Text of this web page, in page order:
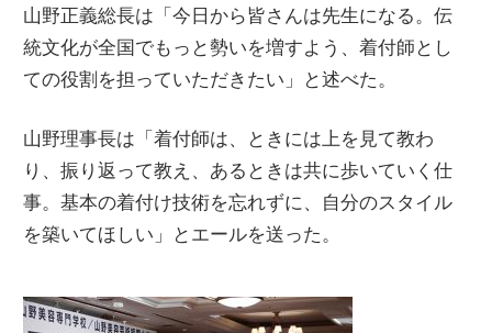
山野正義総長は「今日から皆さんは先生になる。伝
統文化が全国でもっと勢いを増すよう、着付師とし
ての役割を担っていただきたい」と述べた。
山野理事長は「着付師は、ときには上を見て教わ
り、振り返って教え、あるときは共に歩いていく仕
事。基本の着付け技術を忘れずに、自分のスタイル
を築いてほしい」とエールを送った。